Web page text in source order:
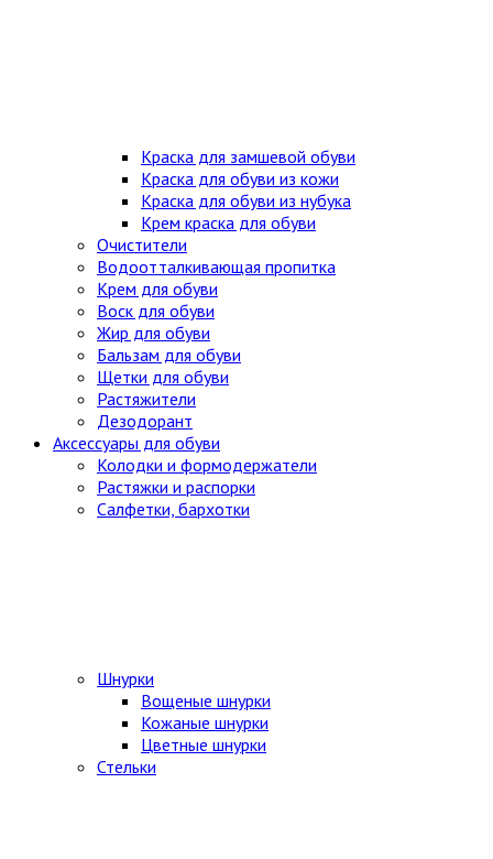
Краска для замшевой обуви
Краска для обуви из кожи
Краска для обуви из нубука
Крем краска для обуви
Очистители
Водоотталкивающая пропитка
Крем для обуви
Воск для обуви
Жир для обуви
Бальзам для обуви
Щетки для обуви
Растяжители
Дезодорант
Аксессуары для обуви
Колодки и формодержатели
Растяжки и распорки
Салфетки, бархотки
Шнурки
Вощеные шнурки
Кожаные шнурки
Цветные шнурки
Стельки